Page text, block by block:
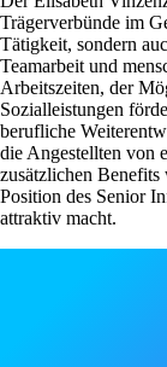
Trägerverbünde im
Tätigkeit, sondern
Teamarbeit und
Arbeitszeiten, der
Sozialleistungen
berufliche
die Angestellten von
zusätzlichen
Position des Senior
attraktiv macht.